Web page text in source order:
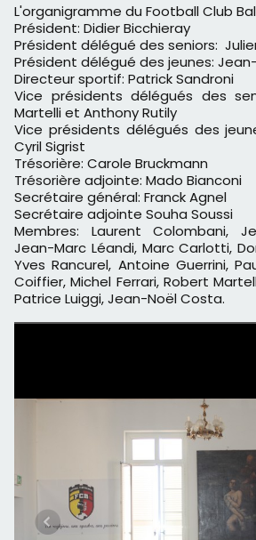
L'organigramme du Football Club
Président: Didier Bicchieray
Président délégué des seniors:
Président délégué des jeunes:
Directeur sportif: Patrick Sandroni
Vice présidents délégués des
Martelli et Anthony Rutily
Vice présidents délégués des
Cyril Sigrist
Trésorière: Carole Bruckmann
Trésorière adjointe: Mado Bianconi
Secrétaire général: Franck Agnel
Secrétaire adjointe Souha Soussi
Membres: Laurent Colombani,
Jean-Marc Léandi, Marc Carlotti,
Yves Rancurel, Antoine Guerrini,
Coiffier, Michel Ferrari, Robert
Patrice Luiggi, Jean-Noël Costa.